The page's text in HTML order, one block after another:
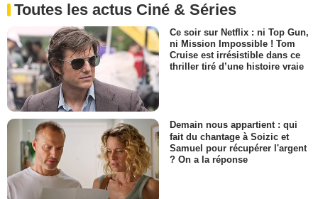
Toutes les actus Ciné & Séries
Ce soir sur Netflix : ni Top Gun,
ni Mission Impossible ! Tom
Cruise est irrésistible dans ce
thriller tiré d’une histoire vraie
Demain nous appartient : qui
fait du chantage à Soizic et
Samuel pour récupérer l'argent
? On a la réponse